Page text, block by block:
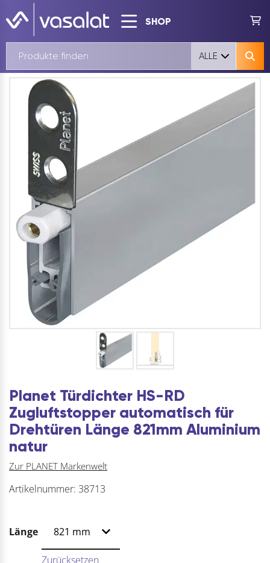
SHOP
ALLE
Planet Türdichter HS-RD
Zugluftstopper automatisch für
Drehtüren Länge 821mm Aluminium
natur
Zur PLANET Markenwelt
Artikelnummer: 38713
Länge
Zurücksetzen